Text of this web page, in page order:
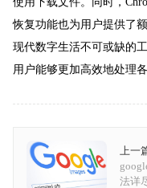
恢复功能也为用户提供了
现代数字生活不可或缺的
用户能够更加高效地处理
上一
法详